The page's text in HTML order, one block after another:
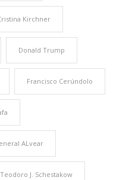
Kirchner
Donald Trump
Francisco Cerúndolo
ALvear
J. Schestakow